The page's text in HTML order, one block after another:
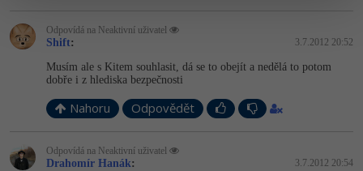
Odpovídá na Neaktivní uživatel
Shift: 3.7.2012 20:52
Musím ale s Kitem souhlasit, dá se to obejít a nedělá to potom
dobře i z hlediska bezpečnosti
Nahoru Odpovědět
Odpovídá na Neaktivní uživatel
Drahomír Hanák: 3.7.2012 20:54